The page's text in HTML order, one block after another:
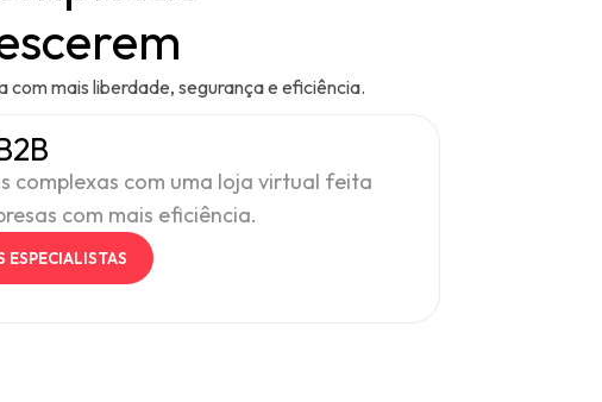
mais liberdade, segurança e eficiência.
complexas com uma loja virtual feita
com mais eficiência.
ESPECIALISTAS